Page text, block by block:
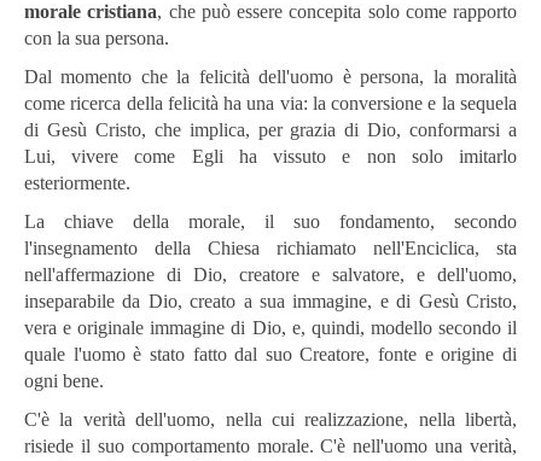
morale cristiana, che può essere concepita solo come rapporto
con la sua persona.
Dal momento che la felicità dell'uomo è persona, la moralità
come ricerca della felicità ha una via: la conversione e la sequela
di Gesù Cristo, che implica, per grazia di Dio, conformarsi a
Lui, vivere come Egli ha vissuto e non solo imitarlo
esteriormente.
La chiave della morale, il suo fondamento, secondo
l'insegnamento della Chiesa richiamato nell'Enciclica, sta
nell'affermazione di Dio, creatore e salvatore, e dell'uomo,
inseparabile da Dio, creato a sua immagine, e di Gesù Cristo,
vera e originale immagine di Dio, e, quindi, modello secondo il
quale l'uomo è stato fatto dal suo Creatore, fonte e origine di
ogni bene.
C'è la verità dell'uomo, nella cui realizzazione, nella libertà,
risiede il suo comportamento morale. C'è nell'uomo una verità,